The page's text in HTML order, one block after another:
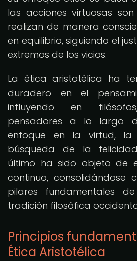
las acciones virtuosas
realizan de manera
en equilibrio, siguiendo el
extremos de los vicios.
La ética aristotélica ha
duradero en el
influyendo en
pensadores a lo largo
enfoque en la virtud, la
búsqueda de la
último ha sido objeto de
continuo, consolidándose
pilares fundamentales
tradición filosófica
Principios
Ética Aristotélica